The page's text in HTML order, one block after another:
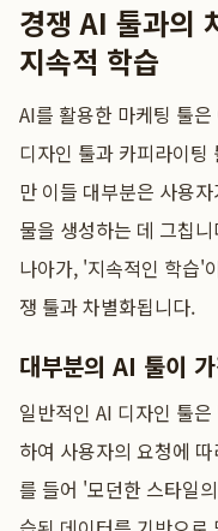
경쟁 AI 툴과의
지속적 학습
AI를 활용한 마케팅 툴
디자인 툴과 카피라이팅
만 이들 대부분은 사용
물을 생성하는 데 그칩
나아가, '지속적인 학습'
쟁 툴과 차별화됩니다.
대부분의 AI 툴이
일반적인 AI 디자인 툴
하여 사용자의 요청에
를 들어 '모던한 스타일